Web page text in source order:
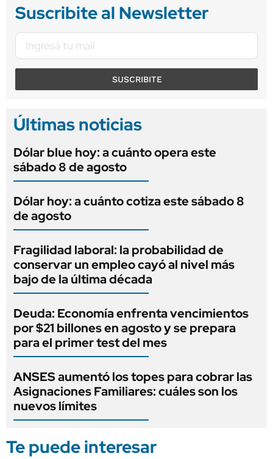
Suscribite al Newsletter
SUSCRIBITE
Últimas noticias
Dólar blue hoy: a cuánto opera este
sábado 8 de agosto
Dólar hoy: a cuánto cotiza este sábado 8
de agosto
Fragilidad laboral: la probabilidad de
conservar un empleo cayó al nivel más
bajo de la última década
Deuda: Economía enfrenta vencimientos
por $21 billones en agosto y se prepara
para el primer test del mes
ANSES aumentó los topes para cobrar las
Asignaciones Familiares: cuáles son los
nuevos límites
Te puede interesar